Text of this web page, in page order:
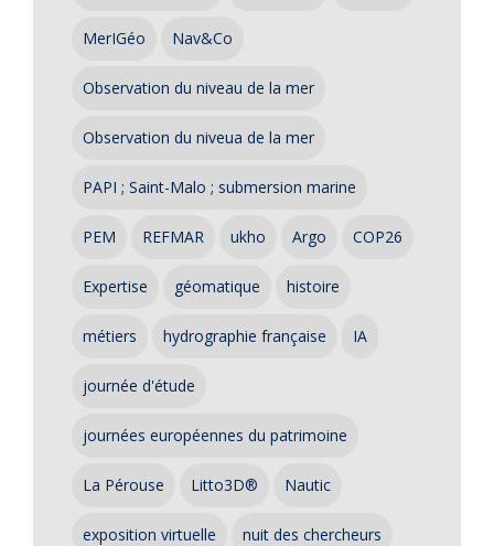
MerIGéo Nav&Co
Observation du niveau de la mer
Observation du niveua de la mer
PAPI ; Saint-Malo ; submersion marine
PEM REFMAR ukho Argo COP26
Expertise géomatique histoire
métiers hydrographie française IA
journée d'étude
journées européennes du patrimoine
La Pérouse Litto3D® Nautic
exposition virtuelle nuit des chercheurs